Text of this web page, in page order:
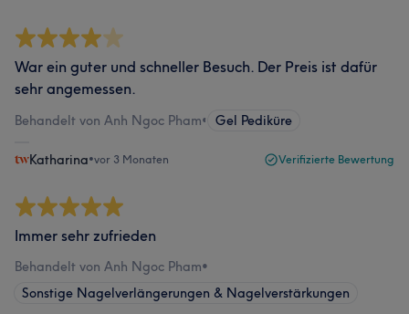
War ein guter und schneller Besuch. Der Preis ist dafür
sehr angemessen.
Behandelt von Anh Ngoc Pham• Gel Pediküre
Katharina•vor 3 Monaten Verifizierte Bewertung
Immer sehr zufrieden
Behandelt von Anh Ngoc Pham•
Sonstige Nagelverlängerungen & Nagelverstärkungen